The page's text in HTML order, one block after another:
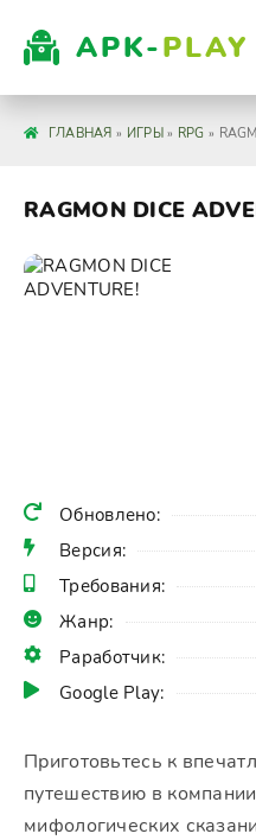
APK-PLAY
ГЛАВНАЯ » ИГРЫ» RPG »
RAGMON DICE
Обновлено:
Версия:
Требования:
Жанр:
Раработчик:
Google Play:
Приготовьтесь к
путешествию в
мифологических